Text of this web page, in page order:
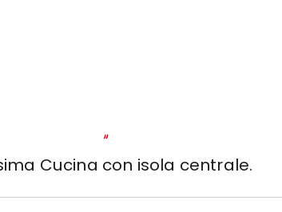
"
Cucina con isola centrale.